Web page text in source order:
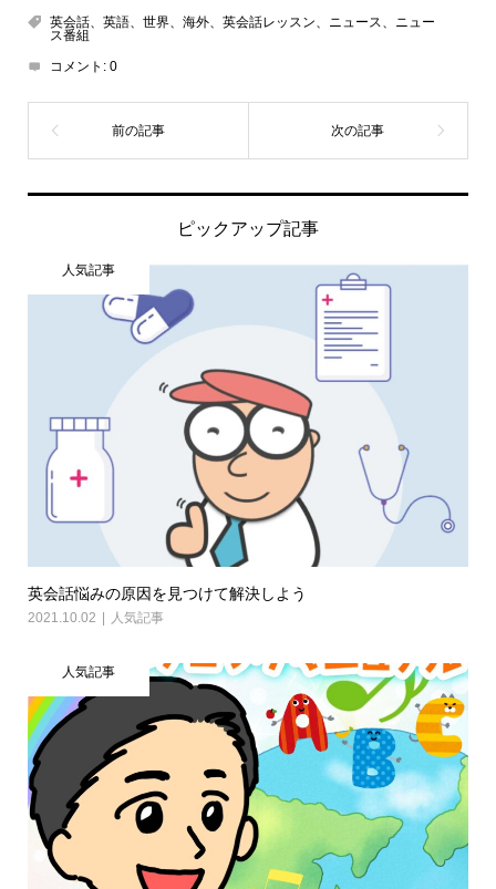
英会話、英語、世界、海外、英会話レッスン、ニュース、ニュー
ス番組
コメント: 0
ピックアップ記事
人気記事
英会話悩みの原因を見つけて解決しよう
2021.10.02 人気記事
人気記事